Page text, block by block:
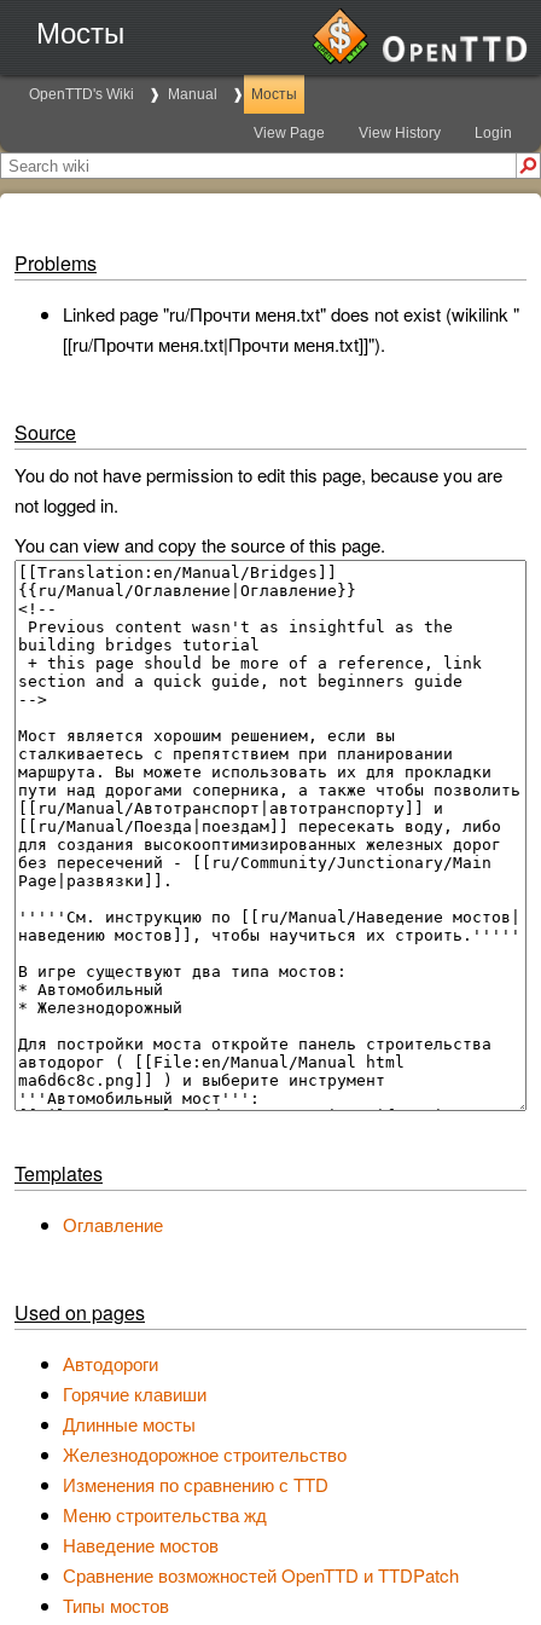
Мосты
OpenTTD's Wiki Manual Мосты
View Page View History Login
Problems
Linked page "ru/Прочти меня.txt" does not exist (wikilink "
[[ru/Прочти меня.txt|Прочти меня.txt]]").
Source
You do not have permission to edit this page, because you are
not logged in.
You can view and copy the source of this page.
Templates
Оглавление
Used on pages
Автодороги
Горячие клавиши
Длинные мосты
Железнодорожное строительство
Изменения по сравнению с TTD
Меню строительства жд
Наведение мостов
Сравнение возможностей OpenTTD и TTDPatch
Типы мостов